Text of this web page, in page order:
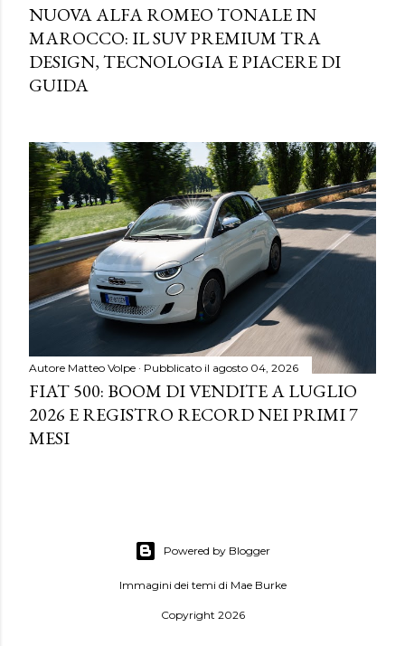
NUOVA ALFA ROMEO TONALE IN
MAROCCO: IL SUV PREMIUM TRA
DESIGN, TECNOLOGIA E PIACERE DI
GUIDA
Autore Matteo Volpe Pubblicato il agosto 04, 2026
FIAT 500: BOOM DI VENDITE A LUGLIO
2026 E REGISTRO RECORD NEI PRIMI 7
MESI
Powered by Blogger
Immagini dei temi di Mae Burke
Copyright 2026